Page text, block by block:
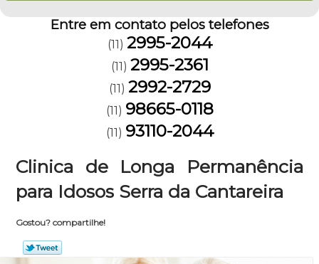
Entre em contato pelos telefones
(11) 2995-2044
(11) 2995-2361
(11) 2992-2729
(11) 98665-0118
(11) 93110-2044
Clinica de Longa Permanência
para Idosos Serra da Cantareira
Gostou? compartilhe!